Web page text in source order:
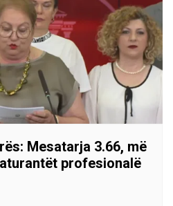
Mesatarja 3.66, më
profesionalë